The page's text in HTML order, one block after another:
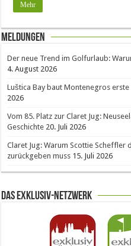
Mehr
Meldungen
Der neue Trend im Golfurlaub:
4. August 2026
Luštica Bay baut Montenegros
2026
Vom 85. Platz zur Claret Jug:
Geschichte 20. Juli 2026
Claret Jug: Warum Scottie
zurückgeben muss 15. Juli 2026
Das Exklusiv-Netzwerk